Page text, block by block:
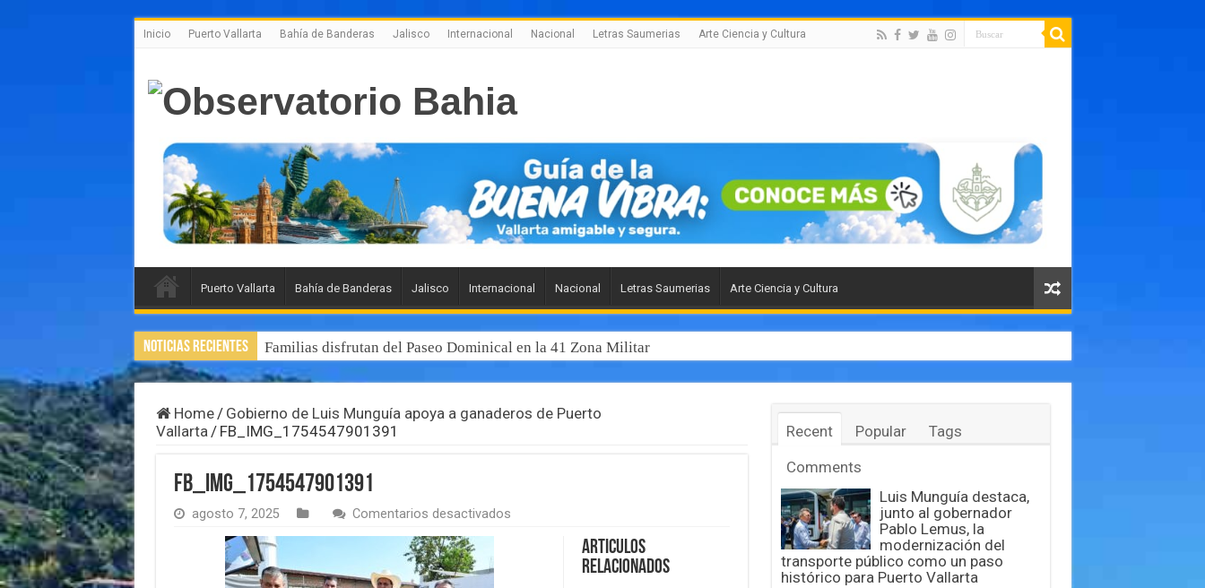
Inicio Puerto Vallarta Bahía de Banderas Jalisco Internacional Nacional Letras Saumerias Arte Ciencia y Cultura
Puerto Vallarta Bahía de Banderas Jalisco Internacional Nacional Letras Saumerias Arte Ciencia y Cultura
Noticias Recientes Familias disfrutan del Paseo Dominical en la 41 Zona Militar
Home/ Gobierno de Luis Munguía apoya a ganaderos de Puerto
Vallarta/ FB_IMG_1754547901391
FB_IMG_1754547901391
agosto 7, 2025 Comentarios desactivadosen
Articulos
Relacionados
Recent Popular
Tags
Comments
Luis Munguía destaca,
junto al gobernador
Pablo Lemus, la
modernización del
transporte público como un paso
histórico para Puerto Vallarta